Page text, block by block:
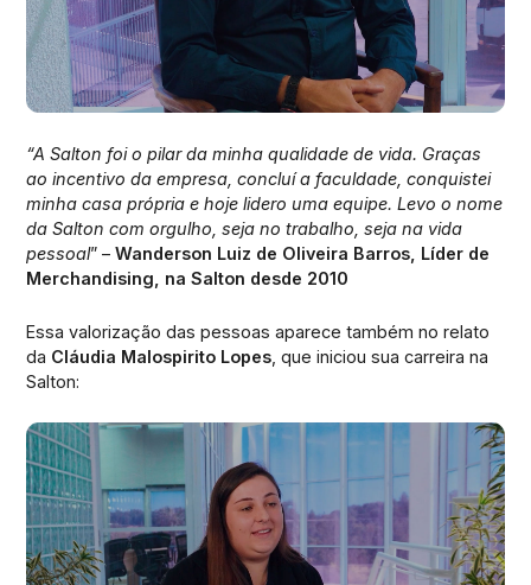
“A Salton foi o pilar da minha qualidade de vida. Graças
ao incentivo da empresa, concluí a faculdade, conquistei
minha casa própria e hoje lidero uma equipe. Levo o nome
da Salton com orgulho, seja no trabalho, seja na vida
pessoal” – Wanderson Luiz de Oliveira Barros, Líder de
Merchandising, na Salton desde 2010
Essa valorização das pessoas aparece também no relato
da Cláudia Malospirito Lopes, que iniciou sua carreira na
Salton: